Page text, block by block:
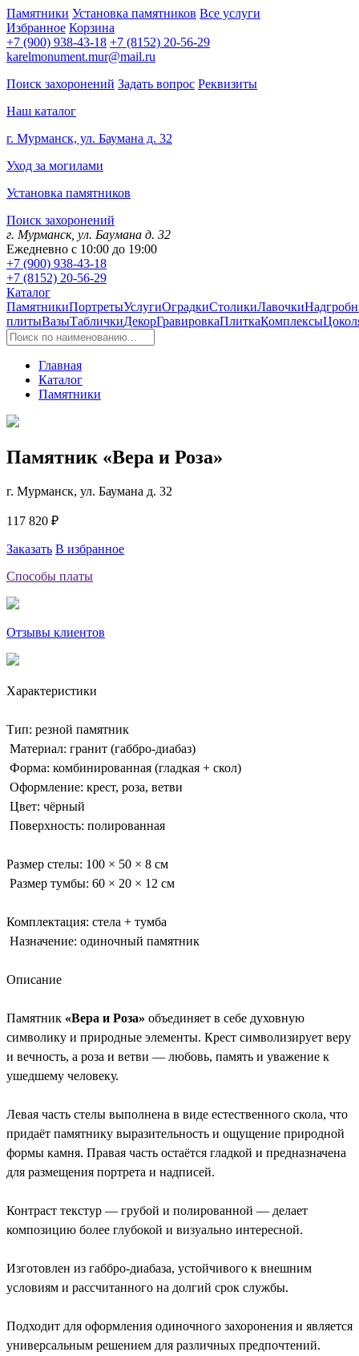
Памятники Установка памятников Все услуги
Избранное Корзина
+7 (900) 938-43-18 +7 (8152) 20-56-29
karelmonument.mur@mail.ru
Поиск захоронений Задать вопрос Реквизиты
Наш каталог
г. Мурманск, ул. Баумана д. 32
Уход за могилами
Установка памятников
Поиск захоронений
г. Мурманск, ул. Баумана д. 32
Ежедневно с 10:00 до 19:00
+7 (900) 938-43-18
+7 (8152) 20-56-29
Каталог
ПамятникиПортретыУслугиОградкиСтоликиЛавочки
плитыВазыТабличкиДекорГравировкаПлиткаКомплексы
Главная
Каталог
Памятники
Памятник «Вера и Роза»
г. Мурманск, ул. Баумана д. 32
117 820 ₽
Заказать В избранное
Способы платы
Отзывы клиентов
Характеристики
Тип: резной памятник
Материал: гранит (габбро-диабаз)
Форма: комбинированная (гладкая + скол)
Оформление: крест, роза, ветви
Цвет: чёрный
Поверхность: полированная
Размер стелы: 100 × 50 × 8 см
Размер тумбы: 60 × 20 × 12 см
Комплектация: стела + тумба
Назначение: одиночный памятник
Описание
Памятник «Вера и Роза» объединяет в себе духовную
символику и природные элементы. Крест символизирует веру
и вечность, а роза и ветви — любовь, память и уважение к
ушедшему человеку.
Левая часть стелы выполнена в виде естественного скола, что
придаёт памятнику выразительность и ощущение природной
формы камня. Правая часть остаётся гладкой и предназначена
для размещения портрета и надписей.
Контраст текстур — грубой и полированной — делает
композицию более глубокой и визуально интересной.
Изготовлен из габбро-диабаза, устойчивого к внешним
условиям и рассчитанного на долгий срок службы.
Подходит для оформления одиночного захоронения и является
универсальным решением для различных предпочтений.